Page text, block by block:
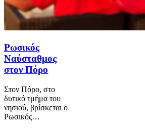
Ρωσικός
Ναύσταθμος
στον Πόρο
Στον Πόρο, στο
δυτικό τμήμα του
νησιού, βρίσκεται ο
Ρωσικός…